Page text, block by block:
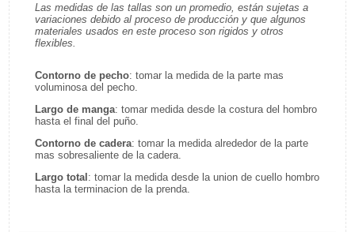
Las medidas de las tallas son un promedio, están sujetas a
variaciones debido al proceso de producción y que algunos
materiales usados en este proceso son rigidos y otros
flexibles.
Contorno de pecho: tomar la medida de la parte mas
voluminosa del pecho.
Largo de manga: tomar medida desde la costura del hombro
hasta el final del puño.
Contorno de cadera: tomar la medida alrededor de la parte
mas sobresaliente de la cadera.
Largo total : tomar la medida desde la union de cuello hombro
hasta la terminacion de la prenda.